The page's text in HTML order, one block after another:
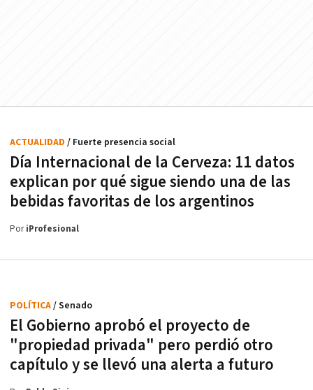
Día Internacional de la Cerveza: 11 datos
explican por qué sigue siendo una de las
bebidas favoritas de los argentinos
ACTUALIDAD / Fuerte presencia social
PoriProfesional
El Gobierno aprobó el proyecto de
"propiedad privada" pero perdió otro
capítulo y se llevó una alerta a futuro
POLÍTICA/ Senado